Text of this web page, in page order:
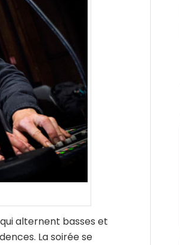
alternent basses et
La soirée se